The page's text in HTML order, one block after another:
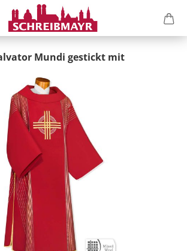
Mundi gestickt mit